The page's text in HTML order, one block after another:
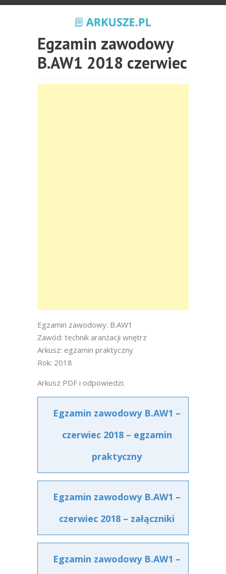
Egzamin zawodowy
B.AW1 2018 czerwiec
Egzamin zawodowy: B.AW1
Zawód: technik aranżacji wnętrz
Arkusz: egzamin praktyczny
Rok: 2018
Arkusz PDF i odpowiedzi:
Egzamin zawodowy B.AW1 –
czerwiec 2018 – egzamin
praktyczny
Egzamin zawodowy B.AW1 –
czerwiec 2018 – załączniki
Egzamin zawodowy B.AW1 –